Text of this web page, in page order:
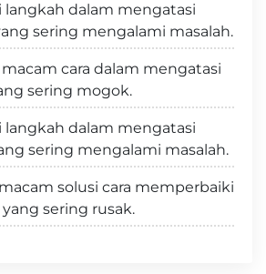
langkah dalam mengatasi
sering mengalami masalah.
cara dalam mengatasi
sering mogok.
langkah dalam mengatasi
sering mengalami masalah.
solusi cara memperbaiki
sering rusak.